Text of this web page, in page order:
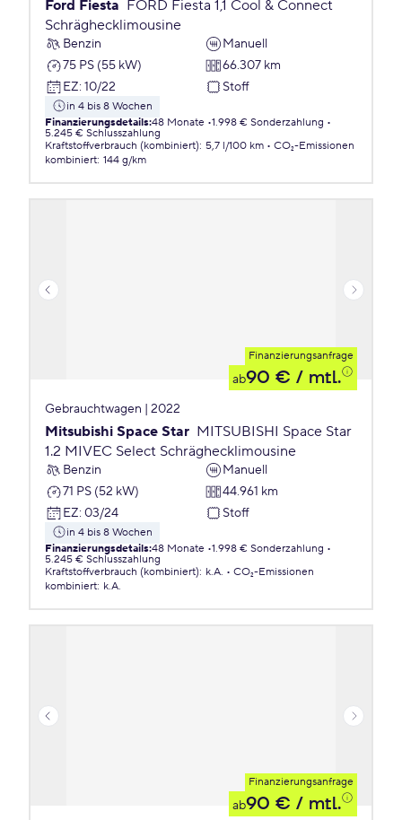
Ford Fiesta FORD Fiesta 1,1 Cool & Connect
Schräghecklimousine
Benzin
Manuell
75 PS (55 kW)
66.307 km
EZ: 10/22 Stoff
in 4 bis 8 Wochen
Finanzierungsdetails:48 Monate 1.998 € Sonderzahlung
5.245 € Schlusszahlung
Kraftstoffverbrauch (kombiniert): 5,7 l/100 km
CO₂-Emissionen
kombiniert: 144 g/km
Finanzierungsanfrage
ab90 € / mtl.
Gebrauchtwagen | 2022
Mitsubishi Space Star MITSUBISHI Space Star
1.2 MIVEC Select Schräghecklimousine
Benzin
Manuell
71 PS (52 kW)
44.961 km
EZ: 03/24 Stoff
in 4 bis 8 Wochen
Finanzierungsdetails:48 Monate 1.998 € Sonderzahlung
5.245 € Schlusszahlung
Kraftstoffverbrauch (kombiniert): k.A.
CO₂-Emissionen
kombiniert: k.A.
Finanzierungsanfrage
ab90 € / mtl.